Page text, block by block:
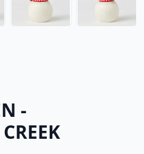
-